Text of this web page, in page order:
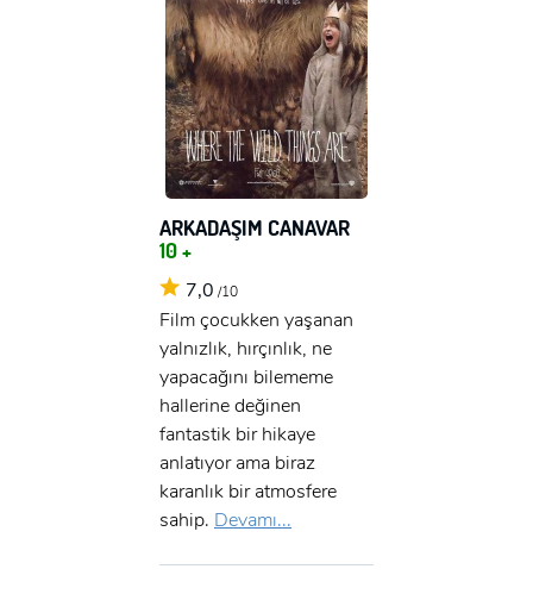
ARKADAŞIM CANAVAR
10 +
7,0 /10
Film çocukken yaşanan
yalnızlık, hırçınlık, ne
yapacağını bilememe
hallerine değinen
fantastik bir hikaye
anlatıyor ama biraz
karanlık bir atmosfere
sahip. Devamı...